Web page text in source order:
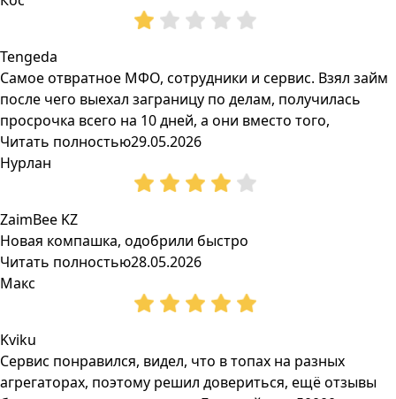
Tengeda
Самое отвратное МФО, сотрудники и сервис. Взял займ
после чего выехал заграницу по делам, получилась
просрочка всего на 10 дней, а они вместо того,
Читать полностью29.05.2026
Нурлан
ZaimBee KZ
Новая компашка, одобрили быстро
Читать полностью28.05.2026
Макс
Kviku
Сервис понравился, видел, что в топах на разных
агрегаторах, поэтому решил довериться, ещё отзывы